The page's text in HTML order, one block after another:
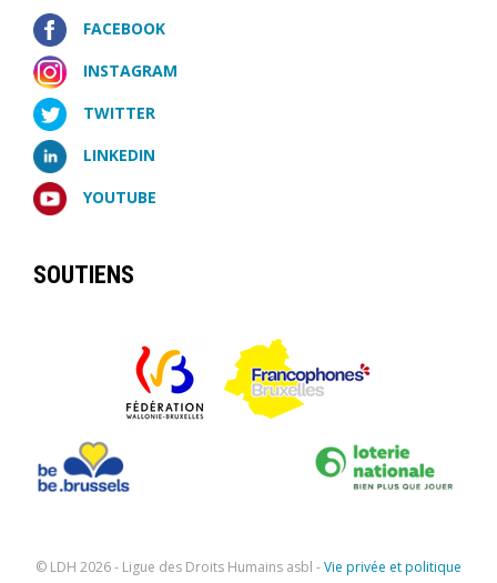
FACEBOOK
INSTAGRAM
TWITTER
LINKEDIN
YOUTUBE
SOUTIENS
© LDH 2026 - Ligue des Droits Humains asbl -Vie privée et politique